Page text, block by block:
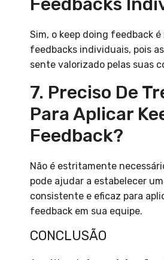
Sim, o keep doing feedback
feedbacks individuais, pois
sente valorizado pelas suas
7. Preciso De
Para Aplicar
Feedback?
Não é estritamente
pode ajudar a estabelecer
consistente e eficaz para
feedback em sua equipe.
CONCLUSÃO